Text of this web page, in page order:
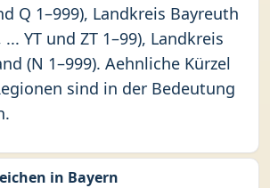
Q 1–999), Landkreis Bayreuth
... YT und ZT 1–99), Landkreis
(N 1–999). Aehnliche Kürzel
sind in der Bedeutung
in Bayern